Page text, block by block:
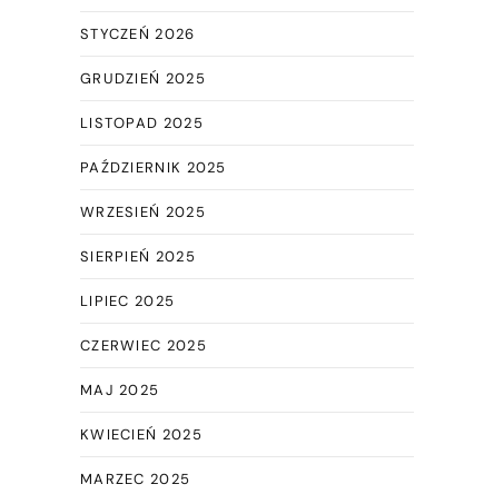
STYCZEŃ 2026
GRUDZIEŃ 2025
LISTOPAD 2025
PAŹDZIERNIK 2025
WRZESIEŃ 2025
SIERPIEŃ 2025
LIPIEC 2025
CZERWIEC 2025
MAJ 2025
KWIECIEŃ 2025
MARZEC 2025